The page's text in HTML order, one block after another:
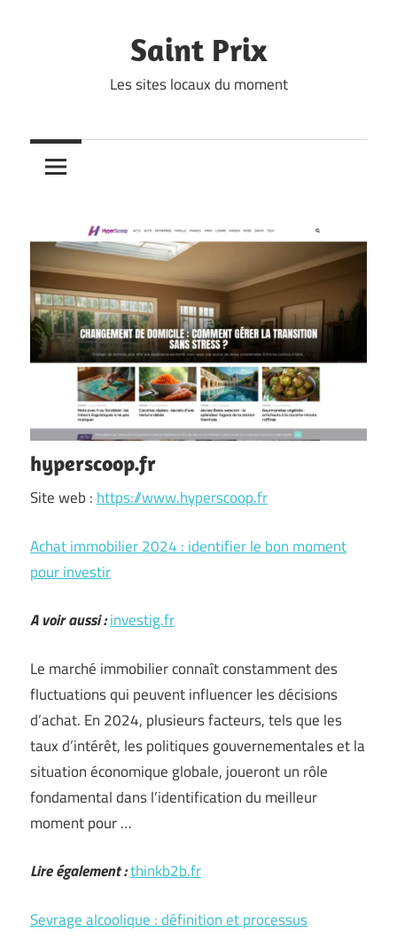
Saint Prix
Les sites locaux du moment
hyperscoop.fr
Site web : https://www.hyperscoop.fr
Achat immobilier 2024 : identifier le bon moment
pour investir
A voir aussi :investig.fr
Le marché immobilier connaît constamment des
fluctuations qui peuvent influencer les décisions
d’achat. En 2024, plusieurs facteurs, tels que les
taux d’intérêt, les politiques gouvernementales et la
situation économique globale, joueront un rôle
fondamental dans l’identification du meilleur
moment pour …
Lire également :thinkb2b.fr
Sevrage alcoolique : définition et processus